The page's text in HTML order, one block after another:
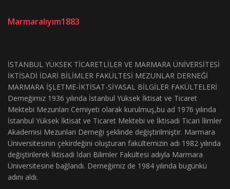
Marmaralıyım1883
İSTANBUL YÜKSEK TİCARETLİLER VE MARMARA ÜNİVERSİTESİ
İKTİSADİ İDARİ BİLİMLER FAKÜLTESİ MEZUNLAR DERNEĞİ
MARMARA İŞLETME-İKTİSAT-SİYASAL BİLGİLER FAKÜLTELERİ
Derneğimiz 1936 yılında İstanbul Yüksek İktisat ve Ticaret
Mektebi Mezunları Cemiyeti olarak kurulmuş,bu ad 1976 yılında
İstanbul Yüksek İktisat ve Ticaret Mektebi ve İktisadi Ticari İlimler
Akademisi Mezunları Derneği şeklinde değiştirilmiştir. Marmara
Üniversitesinin çekirdeğini oluşturan fakültemizin adı 1982 yılında
değiştirilerek İktisadi İdari Bilimler Fakültesi adıyla Marmara
Üniversitesine bağlandı. Derneğimiz de 1984 yılında bugünkü
adını aldı.